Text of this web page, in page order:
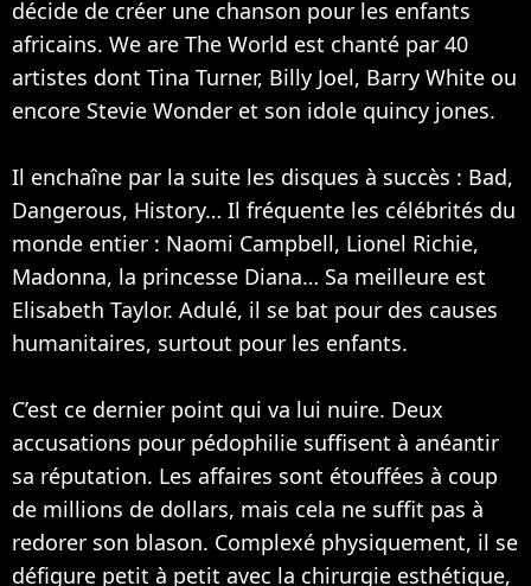
décide de créer une chanson pour les enfants
africains. We are The World est chanté par 40
artistes dont Tina Turner, Billy Joel, Barry White ou
encore Stevie Wonder et son idole quincy jones.
Il enchaîne par la suite les disques à succès : Bad,
Dangerous, History… Il fréquente les célébrités du
monde entier : Naomi Campbell, Lionel Richie,
Madonna, la princesse Diana… Sa meilleure est
Elisabeth Taylor. Adulé, il se bat pour des causes
humanitaires, surtout pour les enfants.
C’est ce dernier point qui va lui nuire. Deux
accusations pour pédophilie suffisent à anéantir
sa réputation. Les affaires sont étouffées à coup
de millions de dollars, mais cela ne suffit pas à
redorer son blason. Complexé physiquement, il se
défigure petit à petit avec la chirurgie esthétique,